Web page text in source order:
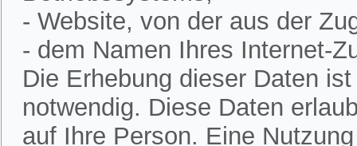
- Website, von der aus der
- dem Namen Ihres Internet-
Die Erhebung dieser Daten
notwendig. Diese Daten
auf Ihre Person. Eine